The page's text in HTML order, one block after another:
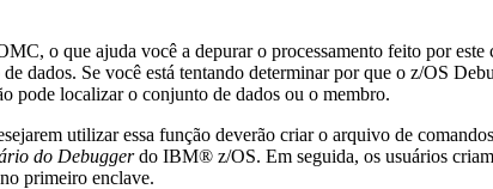
o que ajuda você a depurar o processamento feito por este
dados. Se você está tentando determinar por que o z/OS
pode localizar o conjunto de dados ou o membro.
utilizar essa função deverão criar o arquivo de
do Debuggerdo IBM® z/OS. Em seguida, os usuários
primeiro enclave.